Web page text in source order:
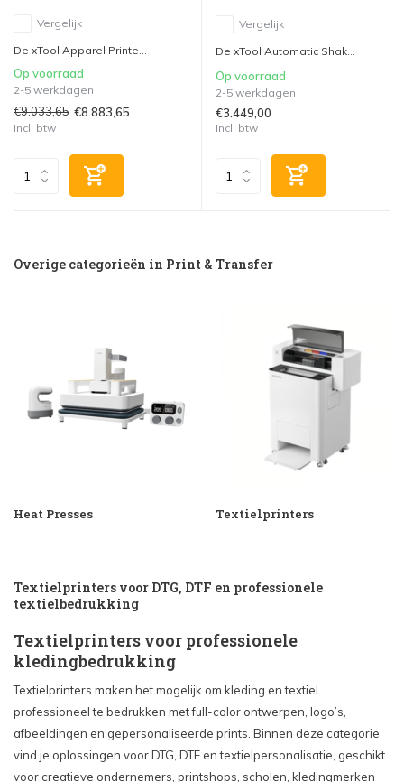
Vergelijk
De xTool Apparel Printe...
Op voorraad
2-5 werkdagen
€9.033,65 €8.883,65
Incl. btw
Vergelijk
De xTool Automatic Shak...
Op voorraad
2-5 werkdagen
€3.449,00
Incl. btw
Overige categorieën in Print & Transfer
Heat Presses Textielprinters
Textielprinters voor DTG, DTF en professionele
textielbedrukking
Textielprinters voor professionele
kledingbedrukking
Textielprinters maken het mogelijk om kleding en textiel
professioneel te bedrukken met full-color ontwerpen, logo’s,
afbeeldingen en gepersonaliseerde prints. Binnen deze categorie
vind je oplossingen voor DTG, DTF en textielpersonalisatie, geschikt
voor creatieve ondernemers, printshops, scholen, kledingmerken